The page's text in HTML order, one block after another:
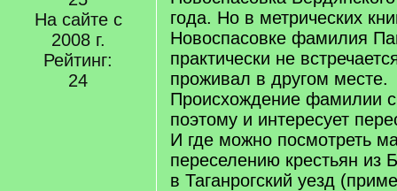
На сайте с
2008 г.
Рейтинг:
24
года. Но в метрических
Новоспасовке фамилия
практически не
проживал в другом месте.
Происхождение фамилии
поэтому и интересует
И где можно посмотреть
переселению крестьян из
в Таганрогский уезд